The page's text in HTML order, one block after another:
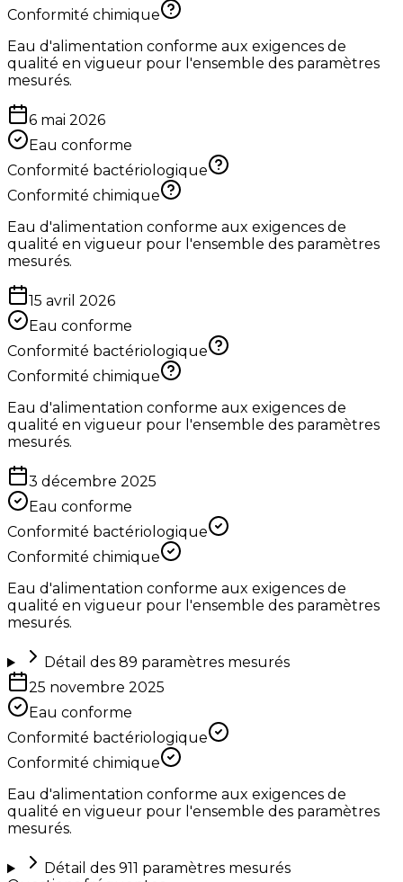
Conformité chimique
Eau d'alimentation conforme aux exigences de
qualité en vigueur pour l'ensemble des paramètres
mesurés.
6 mai 2026
Eau conforme
Conformité bactériologique
Conformité chimique
Eau d'alimentation conforme aux exigences de
qualité en vigueur pour l'ensemble des paramètres
mesurés.
15 avril 2026
Eau conforme
Conformité bactériologique
Conformité chimique
Eau d'alimentation conforme aux exigences de
qualité en vigueur pour l'ensemble des paramètres
mesurés.
3 décembre 2025
Eau conforme
Conformité bactériologique
Conformité chimique
Eau d'alimentation conforme aux exigences de
qualité en vigueur pour l'ensemble des paramètres
mesurés.
Détail des 89 paramètres mesurés
25 novembre 2025
Eau conforme
Conformité bactériologique
Conformité chimique
Eau d'alimentation conforme aux exigences de
qualité en vigueur pour l'ensemble des paramètres
mesurés.
Détail des 911 paramètres mesurés